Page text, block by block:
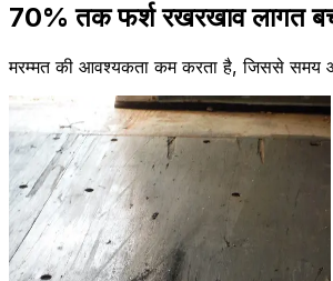
70% तक फर्श रखरखाव लागत
मरम्मत की आवश्यकता कम करता है, जिससे समय